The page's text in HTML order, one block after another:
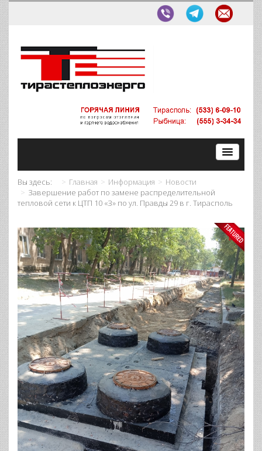
Вы здесь: Главная Информация
Новости
Завершение работ по замене распределительной
тепловой сети к ЦТП 10 «З» по ул. Правды 29 в г. Тирасполь